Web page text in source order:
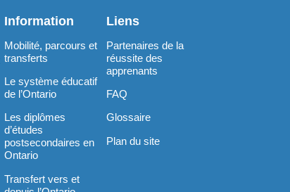
Information
Mobilité, parcours et
transferts
Le système éducatif
de l’Ontario
Les diplômes
d’études
postsecondaires en
Ontario
Transfert vers et
Liens
Partenaires de la
réussite des
apprenants
FAQ
Glossaire
Plan du site